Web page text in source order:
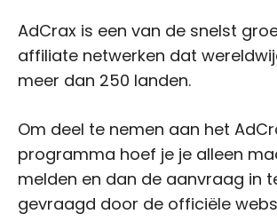
AdCrax is een van de snelst
affiliate netwerken dat
meer dan 250 landen.
Om deel te nemen aan het
programma hoef je je alleen
melden en dan de aanvraag in
gevraagd door de officiële